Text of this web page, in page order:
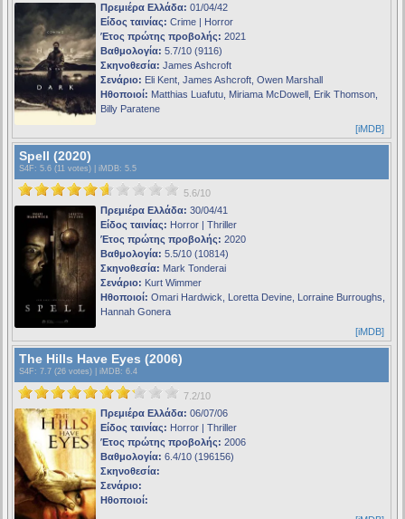
Πρεμιέρα Ελλάδα: 01/04/42
Είδος ταινίας: Crime | Horror
Έτος πρώτης προβολής: 2021
Βαθμολογία: 5.7/10 (9116)
Σκηνοθεσία: James Ashcroft
Σενάριο: Eli Kent, James Ashcroft, Owen Marshall
Ηθοποιοί: Matthias Luafutu, Miriama McDowell, Erik Thomson,
Billy Paratene
[iMDB]
Spell (2020)
S4F : 5.6 (11 votes) | iMDB: 5.5
5.6/10
Πρεμιέρα Ελλάδα: 30/04/41
Είδος ταινίας: Horror | Thriller
Έτος πρώτης προβολής: 2020
Βαθμολογία: 5.5/10 (10814)
Σκηνοθεσία: Mark Tonderai
Σενάριο: Kurt Wimmer
Ηθοποιοί: Omari Hardwick, Loretta Devine, Lorraine Burroughs,
Hannah Gonera
[iMDB]
The Hills Have Eyes (2006)
S4F : 7.7 (26 votes) | iMDB: 6.4
7.2/10
Πρεμιέρα Ελλάδα: 06/07/06
Είδος ταινίας: Horror | Thriller
Έτος πρώτης προβολής: 2006
Βαθμολογία: 6.4/10 (196156)
Σκηνοθεσία:
Σενάριο:
Ηθοποιοί: